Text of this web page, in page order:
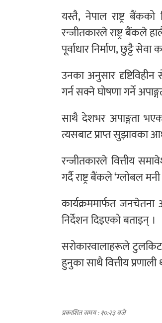
यस्तै, नेपाल राष्ट्र
रन्जीतकारले राष्ट्र बैंकले
पूर्वाधार निर्माण, छुट्टै
उनका अनुसार दृष्टिविहीन
गर्न सक्ने घोषणा गर्ने
साथै देशभर अपाङ्गता
त्यसबाट प्राप्त सुझावका
रन्जीतकारले वित्तीय
गर्दै राष्ट्र बैंकले ‘ग्लोबल
कार्यक्रममार्फत जनचेतना
निर्देशन दिइएको बताइन् ।
सरोकारवालाहरूले टुलकिट
हुनुका साथै वित्तीय
प्रकाशित समय : १०:२३ बजे